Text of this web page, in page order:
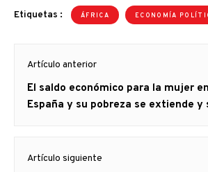
Etiquetas : ÁFRICA ECONOMÍA
de
entradas
Artículo anterior
Artículo
anterior
El saldo económico para la mujer
España y su pobreza se extiende y
Artículo siguiente